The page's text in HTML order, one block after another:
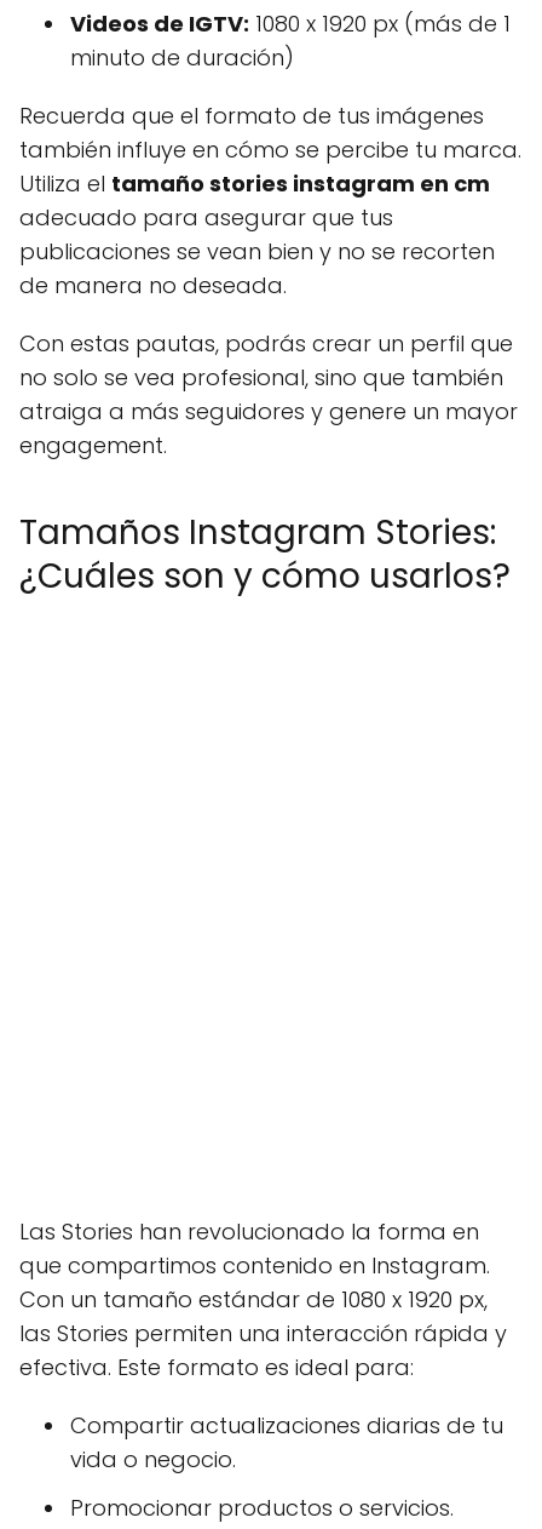
Videos de IGTV: 1080 x 1920 px (más de 1
minuto de duración)
Recuerda que el formato de tus imágenes
también influye en cómo se percibe tu marca.
Utiliza el tamaño stories instagram en cm
adecuado para asegurar que tus
publicaciones se vean bien y no se recorten
de manera no deseada.
Con estas pautas, podrás crear un perfil que
no solo se vea profesional, sino que también
atraiga a más seguidores y genere un mayor
engagement.
Tamaños Instagram Stories:
¿Cuáles son y cómo usarlos?
Las Stories han revolucionado la forma en
que compartimos contenido en Instagram.
Con un tamaño estándar de 1080 x 1920 px,
las Stories permiten una interacción rápida y
efectiva. Este formato es ideal para:
Compartir actualizaciones diarias de tu
vida o negocio.
Promocionar productos o servicios.